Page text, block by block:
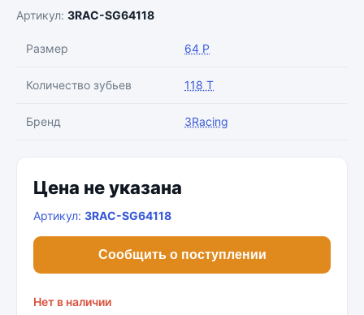
Артикул: 3RAC-SG64118
Размер 64 P
Количество зубьев 118 T
Бренд 3Racing
Цена не указана
Артикул: 3RAC-SG64118
Сообщить о поступлении
Нет в наличии